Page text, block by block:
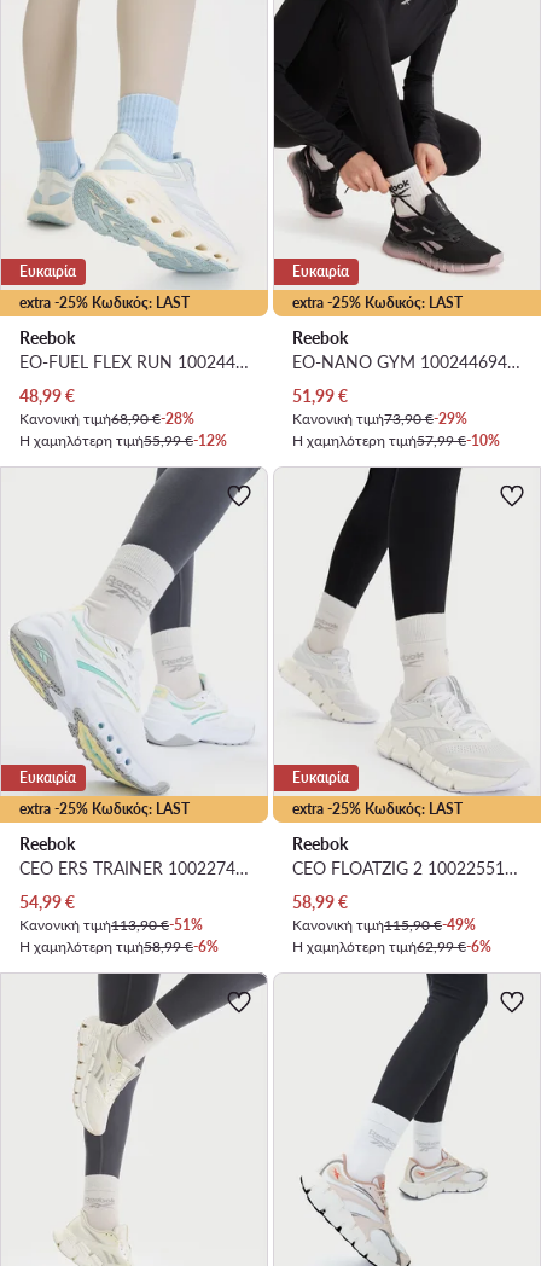
extra -25% Κωδικός: LAST
Ευκαιρία
Reebok
EO-FUEL FLEX RUN 100244524 · Παπούτσια για Τρέξιμο
Τρέχουσα τιμή
48,99€
Κανονική τιμή68,90 €-28%
Η χαμηλότερη τιμή55,99 €-12%
extra -25% Κωδικός: LAST
Ευκαιρία
Reebok
EO-NANO GYM 100244694 · Παπούτσια για Γυμναστήριο
Τρέχουσα τιμή
51,99€
Κανονική τιμή73,90 €-29%
Η χαμηλότερη τιμή57,99 €-10%
extra -25% Κωδικός: LAST
Ευκαιρία
Reebok
CEO ERS TRAINER 100227491 · Παπούτσια για Γυμναστήριο
Τρέχουσα τιμή
54,99€
Κανονική τιμή113,90 €-51%
Η χαμηλότερη τιμή58,99 €-6%
extra -25% Κωδικός: LAST
Ευκαιρία
Reebok
CEO FLOATZIG 2 100225510 · Παπούτσια για Τρέξιμο
Τρέχουσα τιμή
58,99€
Κανονική τιμή115,90 €-49%
Η χαμηλότερη τιμή62,99 €-6%